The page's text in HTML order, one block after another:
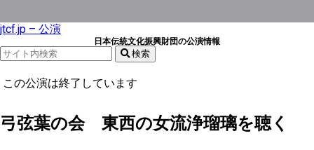
jtcf.jp – 公演
日本伝統文化振興財団の公演情報
検索
この公演は終了しています
弓弦葉の会 東西の女流浄瑠璃を聴く